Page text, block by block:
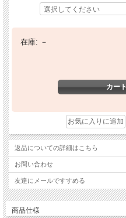
在庫: －
返品についての詳細はこちら
お問い合わせ
友達にメールですすめる
商品仕様